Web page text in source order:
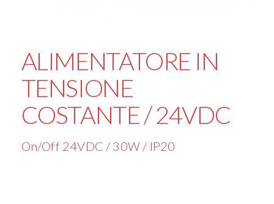
ALIMENTATORE IN
TENSIONE
COSTANTE / 24VDC
On/Off 24VDC / 30W / IP20